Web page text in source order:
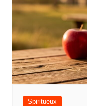
Spiritueux